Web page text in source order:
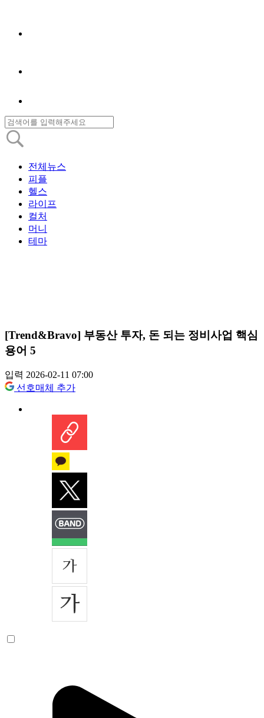
전체뉴스
피플
헬스
라이프
컬처
머니
테마
[Trend&Bravo] 부동산 투자, 돈 되는 정비사업 핵심
용어 5
입력 2026-02-11 07:00
선호매체 추가